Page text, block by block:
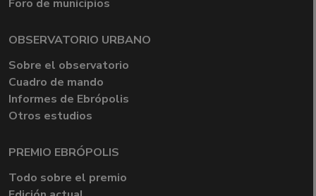
Foro de municipios
OBSERVATORIO URBANO
Sobre el observatorio
Cuadro de mando
Informes de Ebrópolis
Otros estudios
PREMIO EBRÓPOLIS
Todo sobre el premio